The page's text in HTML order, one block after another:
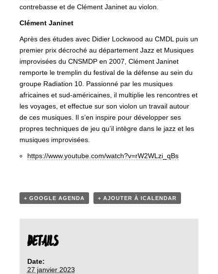
contrebasse et de Clément Janinet au violon.
Clément Janinet
Après des études avec Didier Lockwood au CMDL puis un
premier prix décroché au département Jazz et Musiques
improvisées du CNSMDP en 2007, Clément Janinet
remporte le tremplin du festival de la défense au sein du
groupe Radiation 10. Passionné par les musiques
africaines et sud-américaines, il multiplie les rencontres et
les voyages, et effectue sur son violon un travail autour
de ces musiques. Il s’en inspire pour développer ses
propres techniques de jeu qu’il intègre dans le jazz et les
musiques improvisées.
https://www.youtube.com/watch?v=rW2WLzi_qBs
+ GOOGLE AGENDA + AJOUTER À ICALENDAR
DETAILS
Date:
27 janvier 2023